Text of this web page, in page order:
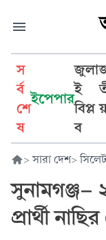
স
র্ব
শে
ষ
ইপেপার
জুলা
ই
বিপ্ল
ব
> সারা দেশ> সিলেট
সুনামগঞ্জ-
প্রার্থী